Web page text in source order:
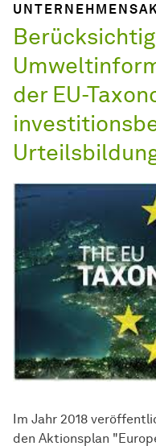
der EU-
Im Jahr 2018
den Aktionsplan